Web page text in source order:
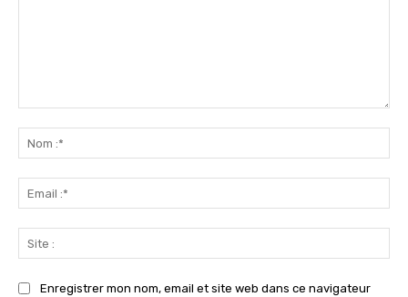
:*
:*
:
Enregistrer mon nom, email et site web dans ce navigateur